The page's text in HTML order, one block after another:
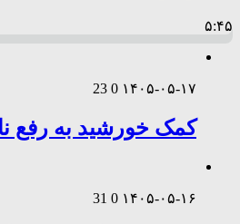
۵:۴۵
۱۴۰۵-۰۵-۱۷ 0
23
کمک خورشید به رفع
۱۴۰۵-۰۵-۱۶ 0
31